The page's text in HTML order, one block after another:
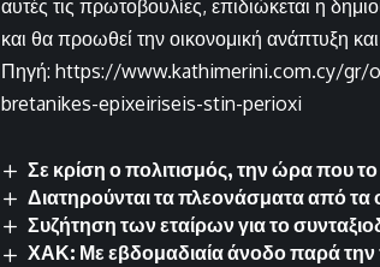
αυτές τις πρωτοβουλίες, επιδιώκεται η
και θα προωθεί την οικονομική ανάπτυξη
Πηγή: https://www.kathimerini.com.cy/
bretanikes-epixeiriseis-stin-perioxi
Σε κρίση ο πολιτισμός, την ώρα που
Διατηρούνται τα πλεονάσματα από τα
Συζήτηση των εταίρων για το
ΧΑΚ: Με εβδομαδιαία άνοδο παρά